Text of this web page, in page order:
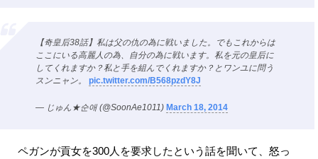
【奇皇后38話】私は父の仇の為に戦いました。でもこれからは
ここにいる高麗人の為、自分の為に戦います。私を元の皇后に
してくれますか？私と手を組んでくれますか？とワンユに問う
スンニャン。 pic.twitter.com/B568pzdY8J
— じゅん★순애 (@SoonAe1011) March 18, 2014
ペガンが貢女を300人を要求したという話を聞いて、怒っ